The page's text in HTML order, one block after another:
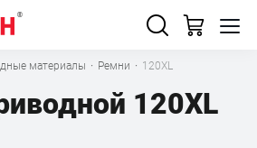
материалы · Ремни · 120XL
120XL